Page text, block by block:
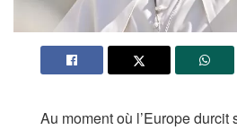
Au moment où l’Europe durcit